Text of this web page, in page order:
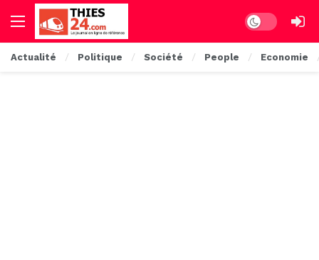
Dark mode
Actualité Politique Société People Economie